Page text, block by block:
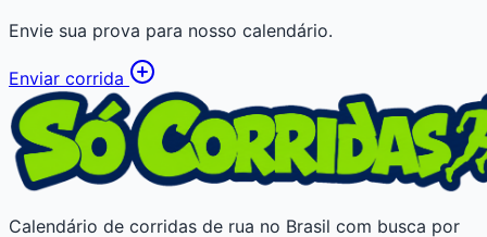
Envie sua prova para nosso calendário.
Enviar corrida
Calendário de corridas de rua no Brasil com busca por